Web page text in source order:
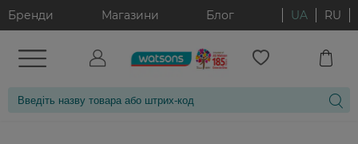
Бренди Магазини Блог UA RU